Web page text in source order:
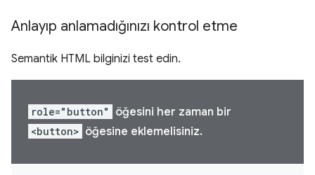
Anlayıp anlamadığınızı kontrol etme
Semantik HTML bilginizi test edin.
role="button" öğesini her zaman bir
<button> öğesine eklemelisiniz.